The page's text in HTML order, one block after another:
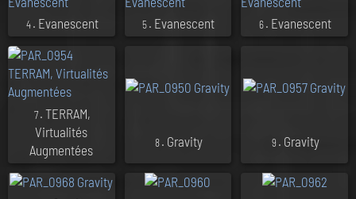
4 . Evanescent 5. Evanescent 6. Evanescent
7 . TERRAM,
Virtualités
Augmentées
8. Gravity 9 . Gravity